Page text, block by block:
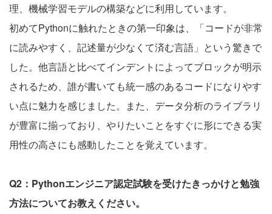
理、機械学習モデルの構築などに利用しています。
初めてPythonに触れたときの第一印象は、「コードが非常
に読みやすく、記述量が少なくて済む言語」という驚きで
した。他言語と比べてインデントによってブロックが明示
されるため、誰が書いても統一感のあるコードになりやす
い点に魅力を感じました。また、データ分析のライブラリ
が豊富に揃っており、やりたいことをすぐに形にできる実
用性の高さにも感動したことを覚えています。
Q2：Pythonエンジニア認定試験を受けたきっかけと勉強
方法についてお教えください。